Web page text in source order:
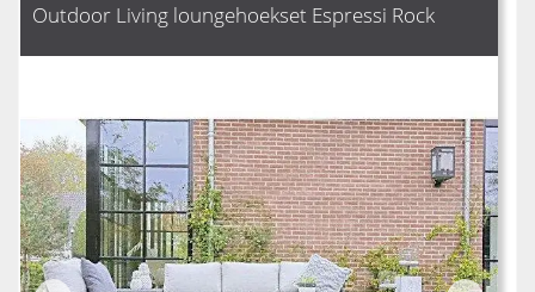
Outdoor Living loungehoekset Espressi Rock